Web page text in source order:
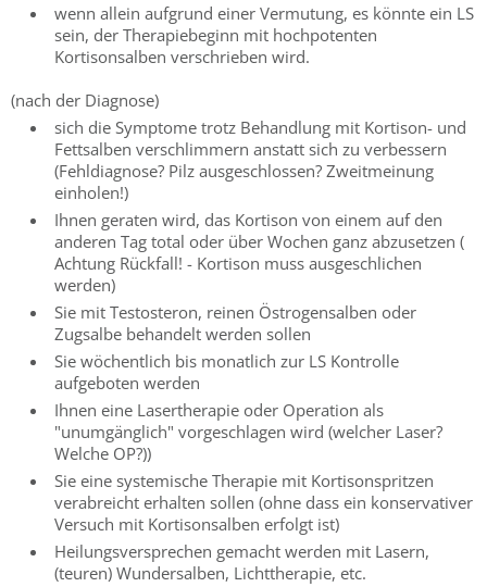
wenn allein aufgrund einer Vermutung, es könnte ein LS
sein, der Therapiebeginn mit hochpotenten
Kortisonsalben verschrieben wird.
(nach der Diagnose)
sich die Symptome trotz Behandlung mit Kortison- und
Fettsalben verschlimmern anstatt sich zu verbessern
(Fehldiagnose? Pilz ausgeschlossen? Zweitmeinung
einholen!)
Ihnen geraten wird, das Kortison von einem auf den
anderen Tag total oder über Wochen ganz abzusetzen (
Achtung Rückfall! - Kortison muss ausgeschlichen
werden)
Sie mit Testosteron, reinen Östrogensalben oder
Zugsalbe behandelt werden sollen
Sie wöchentlich bis monatlich zur LS Kontrolle
aufgeboten werden
Ihnen eine Lasertherapie oder Operation als
"unumgänglich" vorgeschlagen wird (welcher Laser?
Welche OP?))
Sie eine systemische Therapie mit Kortisonspritzen
verabreicht erhalten sollen (ohne dass ein konservativer
Versuch mit Kortisonsalben erfolgt ist)
Heilungsversprechen gemacht werden mit Lasern,
(teuren) Wundersalben, Lichttherapie, etc.